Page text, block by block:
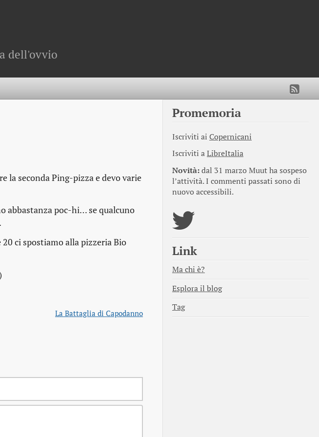
dell'ovvio
la seconda Ping-pizza e devo varie
abbastanza poc-hi… se qualcuno
ci spostiamo alla pizzeria Bio
La Battaglia di Capodanno
Promemoria
Iscriviti ai Copernicani
Iscriviti aLibreItalia
Novità:dal 31 marzo Muut ha sospeso
l’attività. I commenti passati sono di
nuovo accessibili.
Link
Ma chi è?
Esplora il blog
Tag